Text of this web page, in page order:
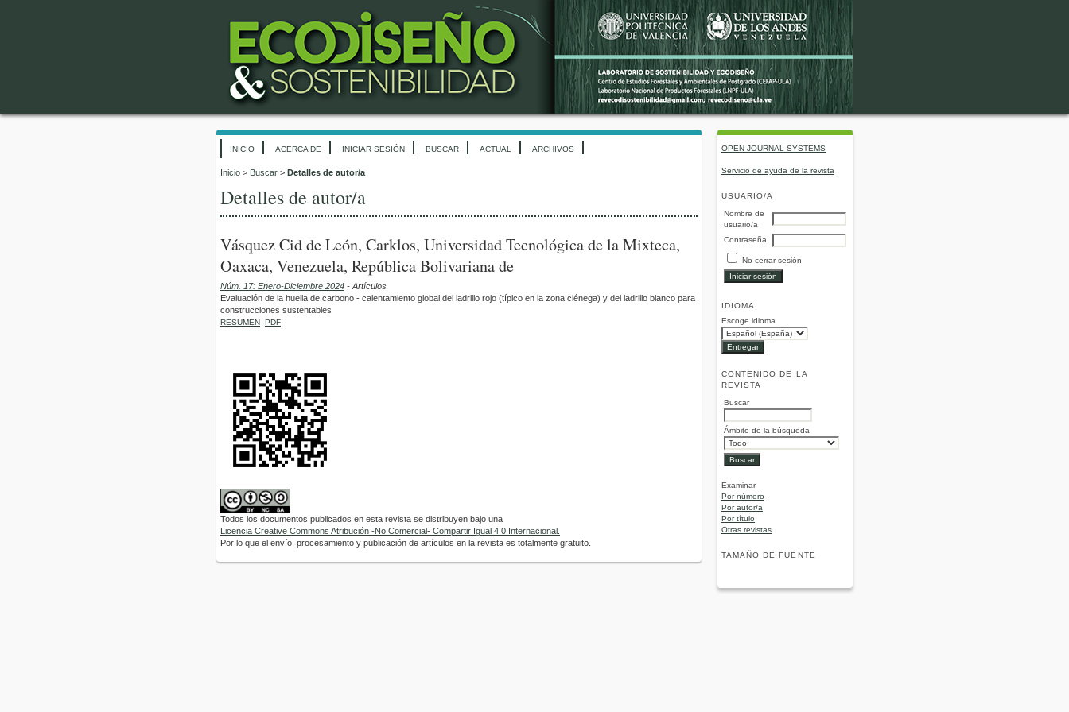
OPEN JOURNAL SYSTEMS
Servicio de ayuda de la revista
USUARIO/A
Nombre de
usuario/a
Contraseña
No cerrar sesión
IDIOMA
Escoge idioma
CONTENIDO DE LA
REVISTA
Buscar
Ámbito de la búsqueda
Examinar
Por número
Por autor/a
Por título
Otras revistas
TAMAÑO DE FUENTE
INICIO ACERCA DE INICIAR SESIÓN BUSCAR ACTUAL ARCHIVOS
Inicio > Buscar > Detalles de autor/a
Detalles de autor/a
Vásquez Cid de León, Carklos, Universidad Tecnológica de la Mixteca,
Oaxaca, Venezuela, República Bolivariana de
Núm. 17: Enero-Diciembre 2024 - Artículos
Evaluación de la huella de carbono - calentamiento global del ladrillo rojo (típico en la zona ciénega) y del ladrillo blanco para
construcciones sustentables
RESUMEN PDF
Todos los documentos publicados en esta revista se distribuyen bajo una
Licencia Creative Commons Atribución -No Comercial- Compartir Igual 4.0 Internacional.
Por lo que el envío, procesamiento y publicación de artículos en la revista es totalmente gratuito.